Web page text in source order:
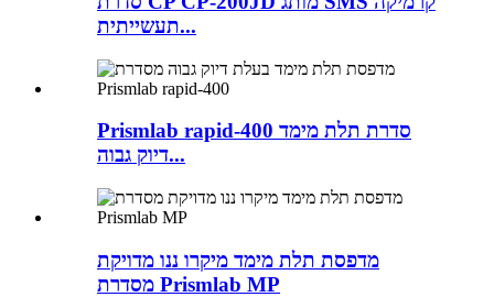
תעשייתית...
Prismlab rapid-400 סדרת תלת מימד
דיוק גבוה...
מדפסת תלת מימד מיקרו ננו מדויקת
מסדרת Prismlab MP